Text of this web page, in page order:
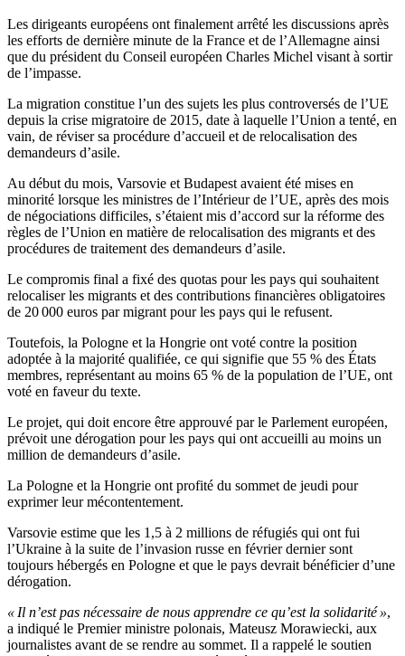
Les dirigeants européens ont finalement arrêté les discussions après
les efforts de dernière minute de la France et de l’Allemagne ainsi
que du président du Conseil européen Charles Michel visant à sortir
de l’impasse.
La migration constitue l’un des sujets les plus controversés de l’UE
depuis la crise migratoire de 2015, date à laquelle l’Union a tenté, en
vain, de réviser sa procédure d’accueil et de relocalisation des
demandeurs d’asile.
Au début du mois, Varsovie et Budapest avaient été mises en
minorité lorsque les ministres de l’Intérieur de l’UE, après des mois
de négociations difficiles, s’étaient mis d’accord sur la réforme des
règles de l’Union en matière de relocalisation des migrants et des
procédures de traitement des demandeurs d’asile.
Le compromis final a fixé des quotas pour les pays qui souhaitent
relocaliser les migrants et des contributions financières obligatoires
de 20 000 euros par migrant pour les pays qui le refusent.
Toutefois, la Pologne et la Hongrie ont voté contre la position
adoptée à la majorité qualifiée, ce qui signifie que 55 % des États
membres, représentant au moins 65 % de la population de l’UE, ont
voté en faveur du texte.
Le projet, qui doit encore être approuvé par le Parlement européen,
prévoit une dérogation pour les pays qui ont accueilli au moins un
million de demandeurs d’asile.
La Pologne et la Hongrie ont profité du sommet de jeudi pour
exprimer leur mécontentement.
Varsovie estime que les 1,5 à 2 millions de réfugiés qui ont fui
l’Ukraine à la suite de l’invasion russe en février dernier sont
toujours hébergés en Pologne et que le pays devrait bénéficier d’une
dérogation.
« Il n’est pas nécessaire de nous apprendre ce qu’est la solidarité »,
a indiqué le Premier ministre polonais, Mateusz Morawiecki, aux
journalistes avant de se rendre au sommet. Il a rappelé le soutien